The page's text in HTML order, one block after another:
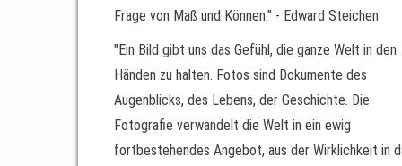
Frage von Maß und Können." - Edward Steichen
"Ein Bild gibt uns das Gefühl, die ganze Welt in den
Händen zu halten. Fotos sind Dokumente des
Augenblicks, des Lebens, der Geschichte. Die
Fotografie verwandelt die Welt in ein ewig
fortbestehendes Angebot, aus der Wirklichkeit in